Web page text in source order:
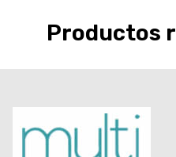
Productos